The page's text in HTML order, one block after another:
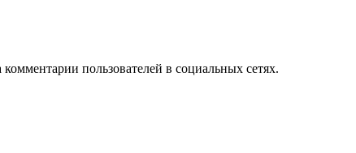
пользователей в социальных сетях.